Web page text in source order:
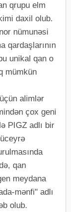
qrupu elm
daxil olub.
nümunəsi
qardaşlarının
unikal qan o
mümkün
üçün alimlər
çox geni
PIGZ adlı bir
qan
meydana
mənfi" adlı
olub.